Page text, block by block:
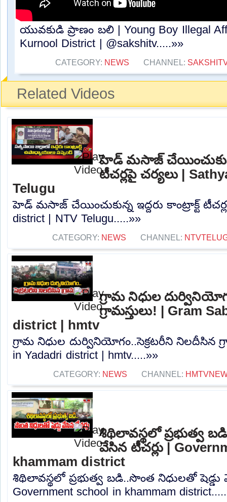
యువకుడి ప్రాణం బలి | Young Boy Illegal
Kurnool District | @sakshitv.....»»
CATEGORY: NEWS CHANNEL:
Related Videos
హెడ్ మసాజ్ చేయించుకున్న
టీచర్లపై చర్యలు |
Telugu
హెడ్ మసాజ్ చేయించుకున్న ఇద్దరు కాంట్రాక్ట్
district | NTV Telugu.....»»
CATEGORY: NEWS CHANNEL:
గ్రామ నిధుల
గ్రామస్తులు! | Gram
district | hmtv
గ్రామ నిధుల దుర్వినియోగం..సెక్రటరీని నిలదీసిన
in Yadadri district | hmtv.....»»
CATEGORY: NEWS CHANNEL:
శిథిలావస్థలో ప్రభుత్వ
వేసిన టీచర్లు |
khammam district
శిథిలావస్థలో ప్రభుత్వ బడి..సొంత నిధులతో షెడ్డు
Government school in khammam